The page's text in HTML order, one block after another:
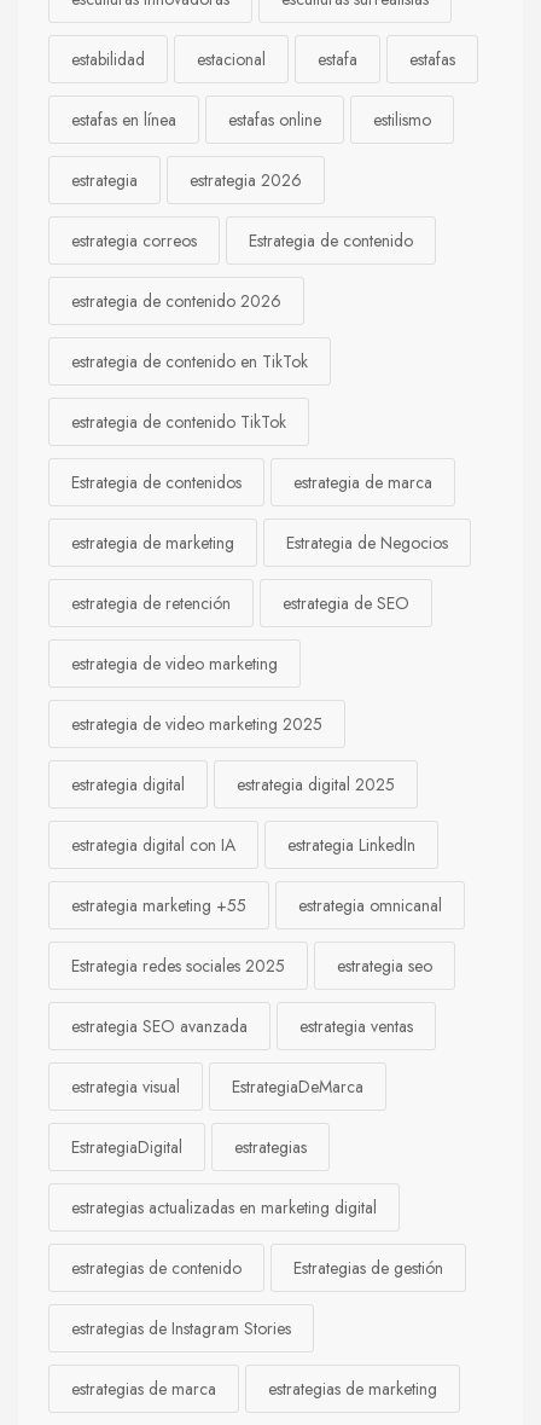
estabilidad estacional estafa estafas
estafas en línea estafas online estilismo
estrategia estrategia 2026
estrategia correos Estrategia de contenido
estrategia de contenido 2026
estrategia de contenido en TikTok
estrategia de contenido TikTok
Estrategia de contenidos estrategia de marca
estrategia de marketing Estrategia de Negocios
estrategia de retención estrategia de SEO
estrategia de video marketing
estrategia de video marketing 2025
estrategia digital estrategia digital 2025
estrategia digital con IA estrategia LinkedIn
estrategia marketing +55 estrategia omnicanal
Estrategia redes sociales 2025 estrategia seo
estrategia SEO avanzada estrategia ventas
estrategia visual EstrategiaDeMarca
EstrategiaDigital estrategias
estrategias actualizadas en marketing digital
estrategias de contenido Estrategias de gestión
estrategias de Instagram Stories
estrategias de marca estrategias de marketing